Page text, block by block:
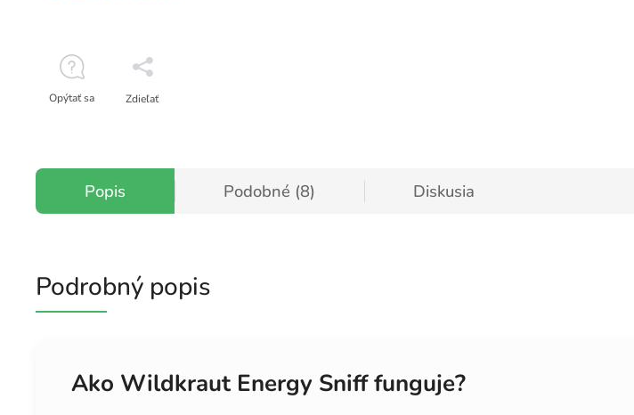
Opýtať sa Zdieľať
Popis Podobné (8) Diskusia
Podrobný popis
Ako Wildkraut Energy Sniff funguje?